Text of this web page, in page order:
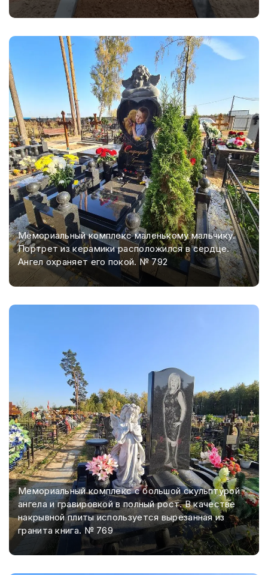
Мемориальный комплекс маленькому мальчику.
Портрет из керамики расположился в сердце.
Ангел охраняет его покой. № 792
Мемориальный комплекс с большой скульптурой
ангела и гравировкой в полный рост. В качестве
накрывной плиты используется вырезанная из
гранита книга. № 769